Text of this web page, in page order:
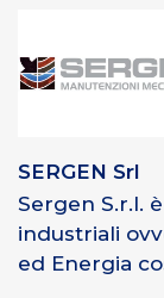
SERGEN Srl
Sergen S.r.l.
industriali
ed Energia